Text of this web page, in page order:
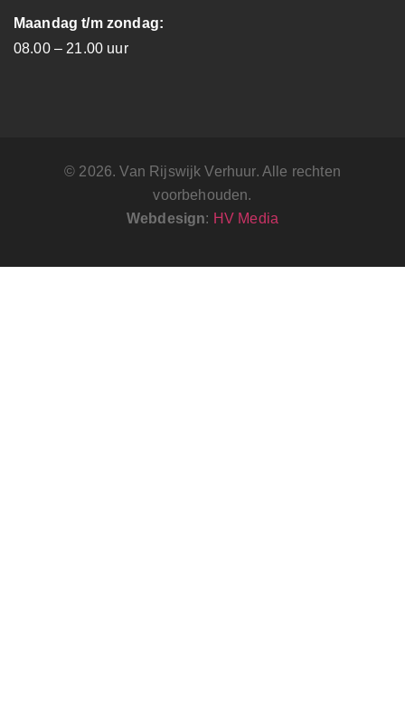
Maandag t/m zondag:
08.00 – 21.00 uur
© 2026. Van Rijswijk Verhuur. Alle rechten
voorbehouden.
Webdesign: HV Media